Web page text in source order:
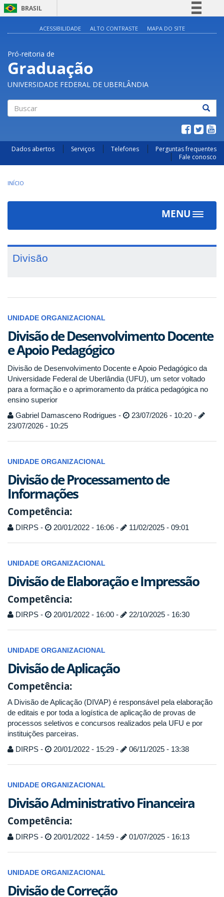
BRASIL
Legislação
Canais
ACESSIBILIDADE ALTO CONTRASTE MAPA DO SITE
Pró-reitoria de
Graduação
UNIVERSIDADE FEDERAL DE UBERLÂNDIA
Dados abertos Serviços Telefones
Perguntas frequentes
Fale conosco
INÍCIO
MENU
Toggle
Divisão
UNIDADE ORGANIZACIONAL
Divisão de Desenvolvimento Docente
e Apoio Pedagógico
Divisão de Desenvolvimento Docente e Apoio Pedagógico da
Universidade Federal de Uberlândia (UFU), um setor voltado
para a formação e o aprimoramento da prática pedagógica no
ensino superior
Gabriel Damasceno Rodrigues -
23/07/2026 - 10:20 -
23/07/2026 - 10:25
UNIDADE ORGANIZACIONAL
Divisão de Processamento de
Informações
Competência:
DIRPS - 20/01/2022 - 16:06 - 11/02/2025 - 09:01
UNIDADE ORGANIZACIONAL
Divisão de Elaboração e Impressão
Competência:
DIRPS - 20/01/2022 - 16:00 - 22/10/2025 - 16:30
UNIDADE ORGANIZACIONAL
Divisão de Aplicação
Competência:
A Divisão de Aplicação (DIVAP) é responsável pela elaboração
de editais e por toda a logística de aplicação de provas de
processos seletivos e concursos realizados pela UFU e por
instituições parceiras.
DIRPS -
20/01/2022 - 15:29 - 06/11/2025 - 13:38
UNIDADE ORGANIZACIONAL
Divisão Administrativo Financeira
Competência:
DIRPS - 20/01/2022 - 14:59 - 01/07/2025 - 16:13
UNIDADE ORGANIZACIONAL
Divisão de Correção